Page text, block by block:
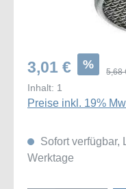
3,01 € %
5,68
Inhalt: 1
Preise inkl. 19%
Sofort verfügbar,
Werktage